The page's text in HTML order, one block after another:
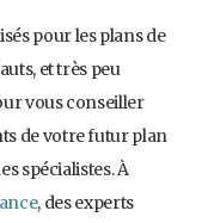
pour les plans de
et très peu
vous conseiller
de votre futur plan
spécialistes. À
, des experts